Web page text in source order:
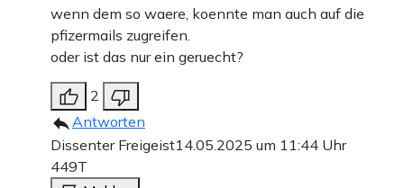
wenn dem so waere, koennte man auch auf die
pfizermails zugreifen.
oder ist das nur ein geruecht?
2
Antworten
Dissenter Freigeist14.05.2025 um 11:44 Uhr
449T